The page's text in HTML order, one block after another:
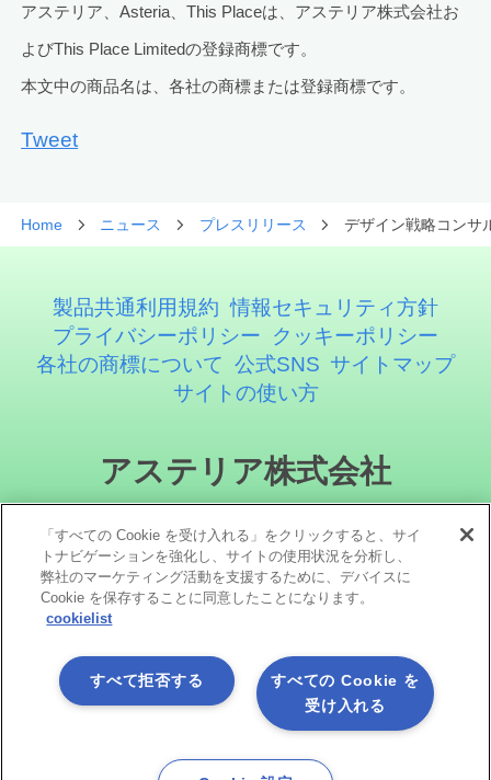
アステリア、Asteria、This Placeは、アステリア株式会社お
よびThis Place Limitedの登録商標です。
本文中の商品名は、各社の商標または登録商標です。
Tweet
Home ニュース プレスリリース デザイン戦略コンサ
製品共通利用規約 情報セキュリティ方針
プライバシーポリシー
クッキーポリシー
各社の商標について 公式SNS サイトマップ
サイトの使い方
アステリア株式会社
ソーシャルメディア
「すべての Cookie を受け入れる」をクリックすると、サイ
トナビゲーションを強化し、サイトの使用状況を分析し、
弊社のマーケティング活動を支援するために、デバイスに
Cookie を保存することに同意したことになります。
cookielist
すべての Cookie を
受け入れる
すべて拒否する